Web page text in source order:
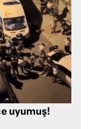
uyumuş!